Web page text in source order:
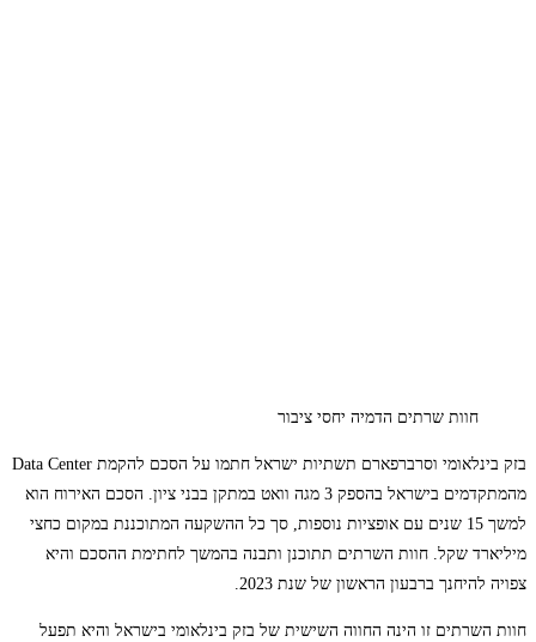
חוות שרתים הדמיה יחסי ציבור
בזק בינלאומי וסרברפארם תשתיות ישראל חתמו על הסכם להקמת Data Center
מהמתקדמים בישראל בהספק 3 מגה וואט במתקן בבני ציון. הסכם האירוח הוא
למשך 15 שנים עם אופציות נוספות, סך כל ההשקעה המתוכננת במקום כחצי
מיליארד שקל. חוות השרתים תתוכנן ותבנה בהמשך לחתימת ההסכם והיא
צפויה להיחנך ברבעון הראשון של שנת 2023.
חוות השרתים זו הינה החווה השישית של בזק בינלאומי בישראל והיא תפעל